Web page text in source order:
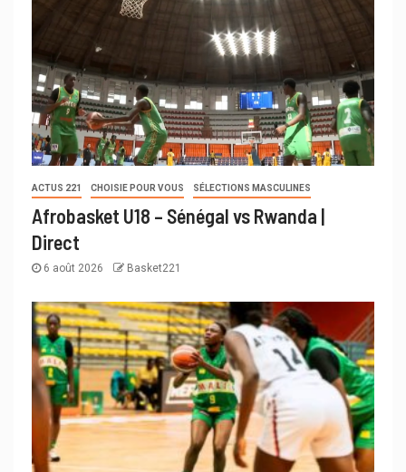
ACTUS 221 CHOISIE POUR VOUS SÉLECTIONS MASCULINES
Afrobasket U18 – Sénégal vs Rwanda |
Direct
6 août 2026 Basket221